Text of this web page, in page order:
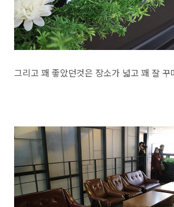
그리고 꽤 좋았던것은 장소가 넓고 꽤 잘 꾸